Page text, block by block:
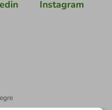
Instagram